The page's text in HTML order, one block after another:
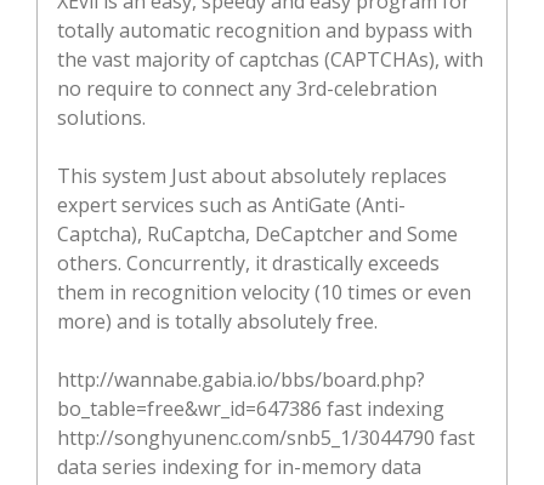
totally automatic recognition and bypass with
the vast majority of captchas (CAPTCHAs), with
no require to connect any 3rd-celebration
solutions.
This system Just about absolutely replaces
expert services such as AntiGate (Anti-
Captcha), RuCaptcha, DeCaptcher and Some
others. Concurrently, it drastically exceeds
them in recognition velocity (10 times or even
more) and is totally absolutely free.
http://wannabe.gabia.io/bbs/board.php?
bo_table=free&wr_id=647386 fast indexing
http://songhyunenc.com/snb5_1/3044790 fast
data series indexing for in-memory data